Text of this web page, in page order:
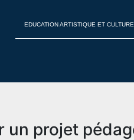
EDUCATION ARTISTIQUE ET
un projet